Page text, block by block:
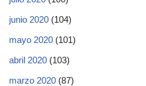
junio 2020 (104)
mayo 2020 (101)
abril 2020 (103)
marzo 2020 (87)